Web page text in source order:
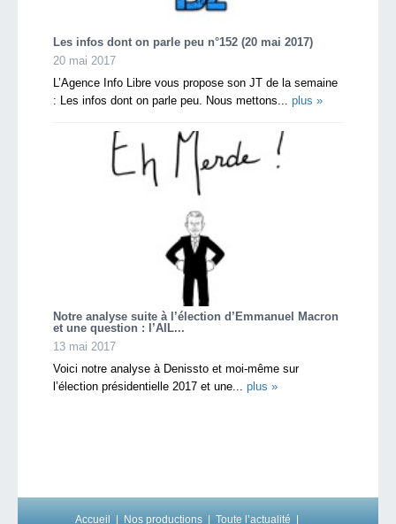
Les infos dont on parle peu n°152 (20 mai 2017)
20 mai 2017
L’Agence Info Libre vous propose son JT de la semaine
: Les infos dont on parle peu. Nous mettons... plus »
Notre analyse suite à l’élection d’Emmanuel Macron
et une question : l’AIL...
13 mai 2017
Voici notre analyse à Denissto et moi-même sur
l’élection présidentielle 2017 et une... plus »
Accueil Nos productions Toute l’actualité